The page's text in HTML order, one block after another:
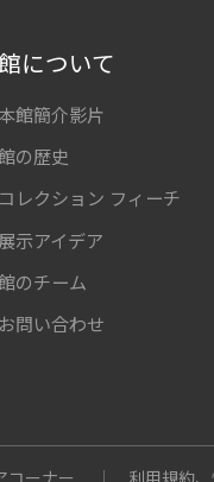
について
本館簡介影片
の歴史
コレクション フィーチ
展示アイデア
のチーム
お問い合わせ